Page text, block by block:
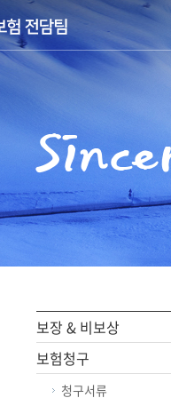
보장 & 비보상
보험청구
청구서류